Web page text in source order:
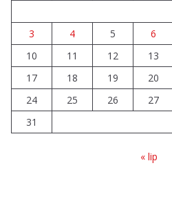
3
4 5 6
10
11 12 13
17
18 19 20
24
25 26 27
31
« lip